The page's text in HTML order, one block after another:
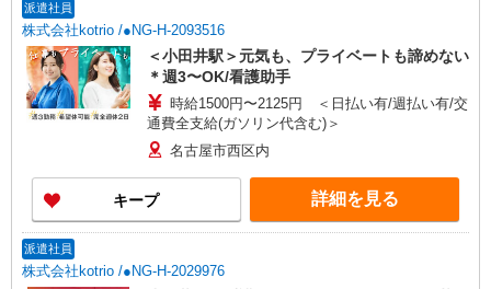
派遣社員
株式会社kotrio /●NG-H-2093516
＜小田井駅＞元気も、プライベートも諦めない
＊週3〜OK/看護助手
時給1500円〜2125円 ＜日払い有/週払い有/交
通費全支給(ガソリン代含む)＞
名古屋市西区内
キープ 詳細を見る
派遣社員
株式会社kotrio /●NG-H-2029976